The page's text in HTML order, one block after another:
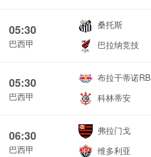
05:30
巴西甲
桑托斯
巴拉纳竞技
05:30
巴西甲
布拉干蒂诺RB
科林蒂安
06:30
巴西甲
弗拉门戈
维多利亚